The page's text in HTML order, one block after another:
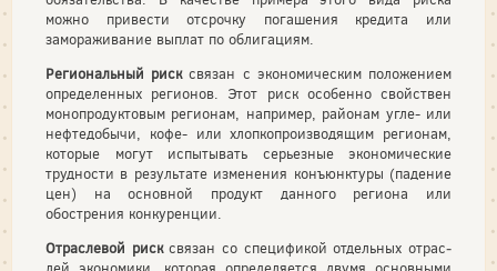
можно привести от­срочку погашения кредита или
замораживание выплат по об­лигациям.
Региональный рисксвязан с экономическим положением
определенных регионов. Этот риск особенно свойствен
монопродуктовым регионам, например, районам угле- или
нефтедо­бычи, кофе- или хлопкопроизводящим регионам,
которые мо­гут испытывать серьезные экономические
трудности в результа­те изменения конъюнктуры (падение
цен) на основной продукт данного региона или
обострения конкуренции.
Отраслевой рисксвязан со спецификой отдельных отрас­